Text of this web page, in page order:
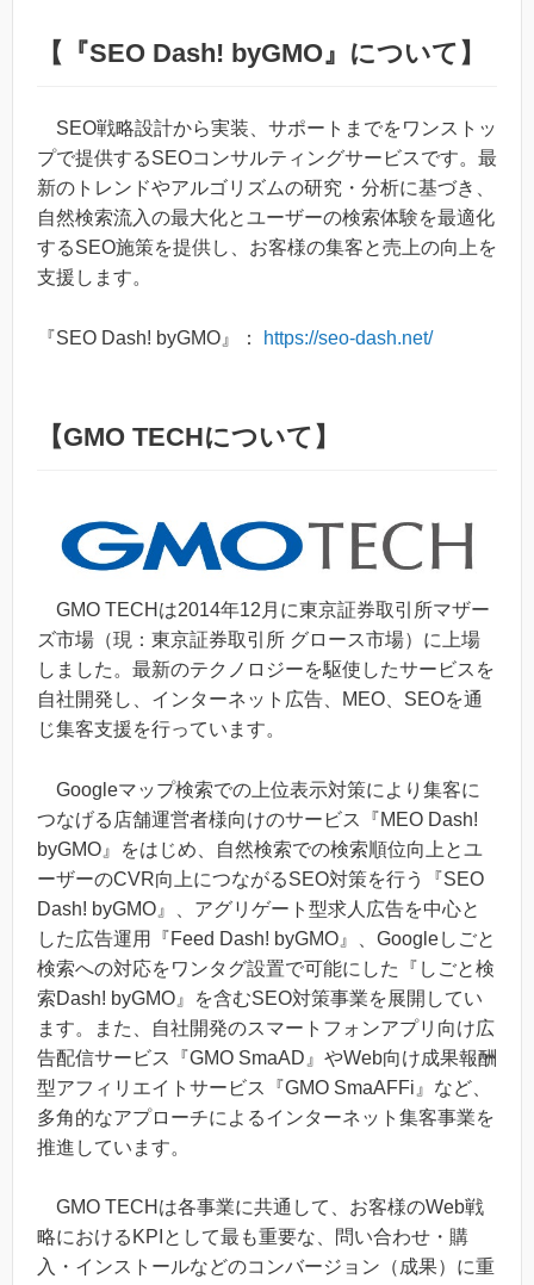
【『SEO Dash! byGMO』について】
SEO戦略設計から実装、サポートまでをワンストッ
プで提供するSEOコンサルティングサービスです。最
新のトレンドやアルゴリズムの研究・分析に基づき、
自然検索流入の最大化とユーザーの検索体験を最適化
するSEO施策を提供し、お客様の集客と売上の向上を
支援します。
『SEO Dash! byGMO』： https://seo-dash.net/
【GMO TECHについて】
GMO TECHは2014年12月に東京証券取引所マザー
ズ市場（現：東京証券取引所 グロース市場）に上場
しました。最新のテクノロジーを駆使したサービスを
自社開発し、インターネット広告、MEO、SEOを通
じ集客支援を行っています。
Googleマップ検索での上位表示対策により集客に
つなげる店舗運営者様向けのサービス『MEO Dash!
byGMO』をはじめ、自然検索での検索順位向上とユ
ーザーのCVR向上につながるSEO対策を行う『SEO
Dash! byGMO』、アグリゲート型求人広告を中心と
した広告運用『Feed Dash! byGMO』、Googleしごと
検索への対応をワンタグ設置で可能にした『しごと検
索Dash! byGMO』を含むSEO対策事業を展開してい
ます。また、自社開発のスマートフォンアプリ向け広
告配信サービス『GMO SmaAD』やWeb向け成果報酬
型アフィリエイトサービス『GMO SmaAFFi』など、
多角的なアプローチによるインターネット集客事業を
推進しています。
GMO TECHは各事業に共通して、お客様のWeb戦
略におけるKPIとして最も重要な、問い合わせ・購
入・インストールなどのコンバージョン（成果）に重